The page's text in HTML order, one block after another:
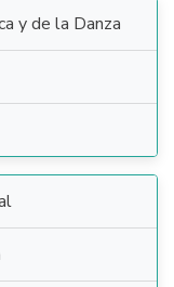
y de la Danza